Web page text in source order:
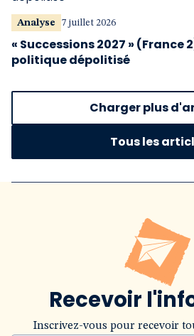
Analyse 7 juillet 2026
« Successions 2027 » (France
politique dépolitisé
Charger plus
Tous les
Recevoir
Inscrivez-vous pour recevoir